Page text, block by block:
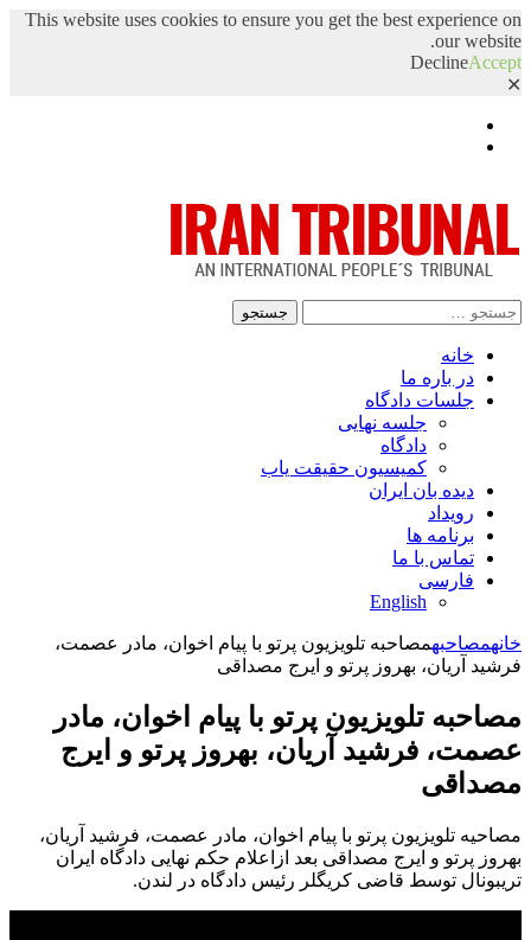
This website uses cookies to ensure you get the best experience on
our website.
DeclineAccept
✕
جستجو
خانه
در باره ما
جلسات دادگاه
جلسه نهایی
دادگاه
کمیسیون حقیقت یاب
دیده بان ایران
رویداد
برنامه ها
تماس با ما
فارسی
English
خانهمصاحبهمصاحبه تلویزیون پرتو با پیام اخوان، مادر عصمت،
فرشید آریان، بهروز پرتو و ایرج مصداقی
مصاحبه تلویزیون پرتو با پیام اخوان، مادر
عصمت، فرشید آریان، بهروز پرتو و ایرج
مصداقی
مصاحیه تلویزیون پرتو با پیام اخوان، مادر عصمت، فرشید آریان،
بهروز پرتو و ایرج مصداقی بعد ازاعلام حکم نهایی دادگاه ایران
تریبونال توسط قاضی کریگلر رئیس دادگاه در لندن.